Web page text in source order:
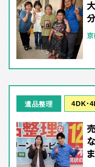
遺品整理 4DK･